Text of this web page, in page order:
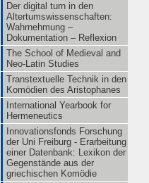
Der digital turn in den
Altertumswissenschaften:
Wahrnehmung –
Dokumentation – Reflexion
The School of Medieval and
Neo-Latin Studies
Transtextuelle Technik in den
Komödien des Aristophanes
International Yearbook for
Hermeneutics
Innovationsfonds Forschung
der Uni Freiburg - Erarbeitung
einer Datenbank: Lexikon der
Gegenstände aus der
griechischen Komödie